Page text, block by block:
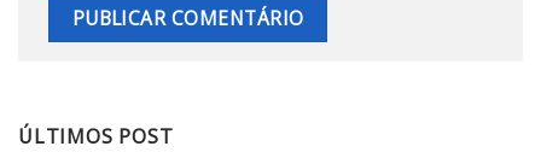
ÚLTIMOS POST